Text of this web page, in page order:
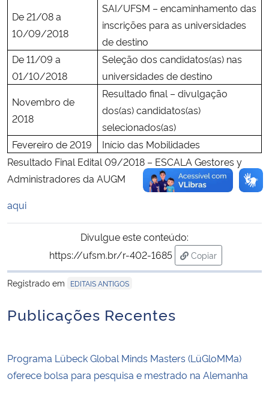
De 21/08 a
10/09/2018
SAI/UFSM – encaminhamento das
inscrições para as universidades
de destino
De 11/09 a
01/10/2018
Seleção dos candidatos(as) nas
universidades de destino
Novembro de
2018
Resultado final – divulgação
dos(as) candidatos(as)
selecionados(as)
Fevereiro de 2019
Início das Mobilidades
Resultado Final Edital 09/2018 – ESCALA Gestores y
Administradores da AUGM
aqui
Divulgue este conteúdo:
https://ufsm.br/r-402-1685
Copiar
para área de
Registrado em
EDITAIS ANTIGOS
Publicações Recentes
Programa Lübeck Global Minds Masters (LüGloMMa)
oferece bolsa para pesquisa e mestrado na Alemanha